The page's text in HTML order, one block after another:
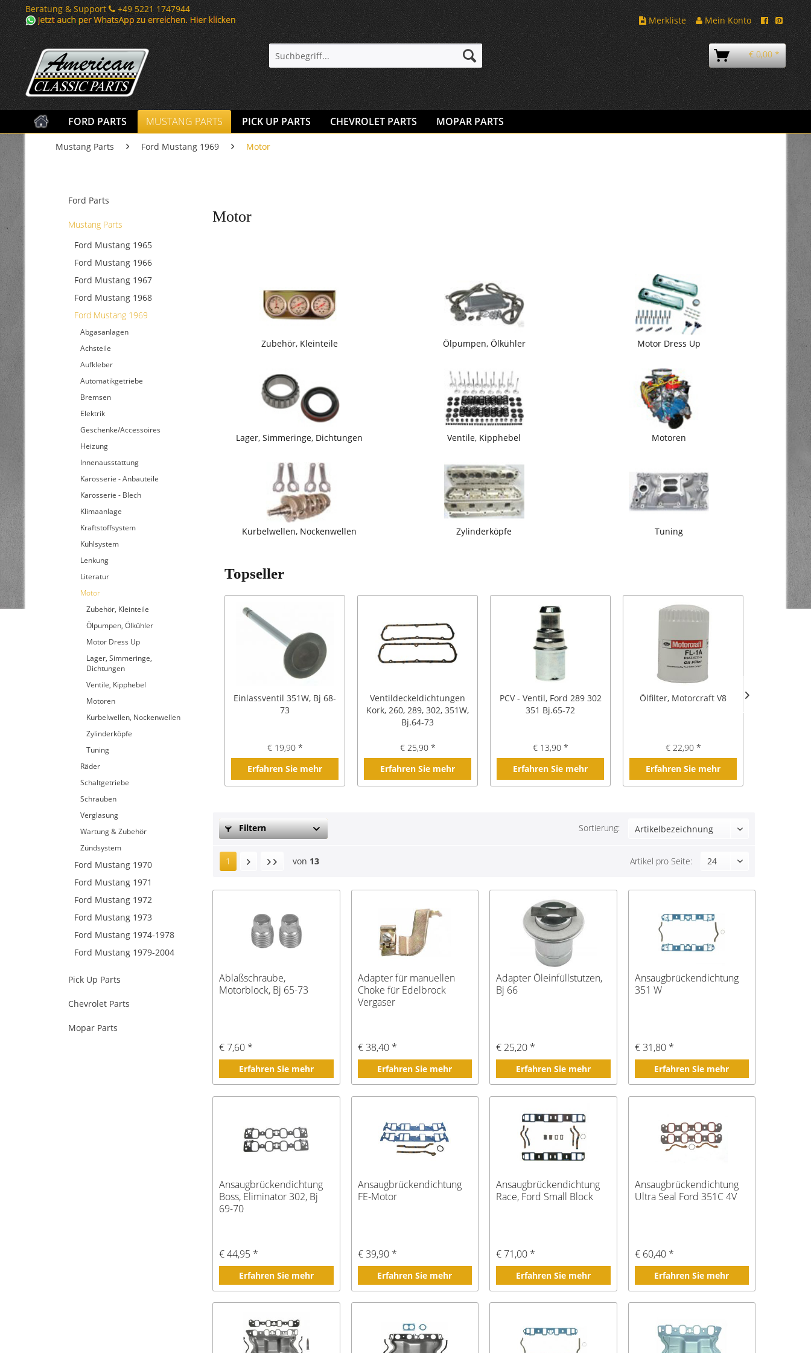
Beratung & Support
+49 5221 1747944
Merkliste
Mein Konto
€ 0,00 *
FORD PARTS MUSTANG PARTS PICK UP PARTS CHEVROLET PARTS MOPAR PARTS
Mustang Parts Ford Mustang 1969 Motor
Ford Parts
Mustang Parts
Ford Mustang 1965
Ford Mustang 1966
Ford Mustang 1967
Ford Mustang 1968
Ford Mustang 1969
Abgasanlagen
Achsteile
Aufkleber
Automatikgetriebe
Bremsen
Elektrik
Geschenke/Accessoires
Heizung
Innenausstattung
Karosserie - Anbauteile
Karosserie - Blech
Klimaanlage
Kraftstoffsystem
Kühlsystem
Lenkung
Literatur
Motor
Zubehör, Kleinteile
Ölpumpen, Ölkühler
Motor Dress Up
Lager, Simmeringe,
Dichtungen
Ventile, Kipphebel
Motoren
Kurbelwellen, Nockenwellen
Zylinderköpfe
Tuning
Räder
Schaltgetriebe
Schrauben
Verglasung
Wartung & Zubehör
Zündsystem
Ford Mustang 1970
Ford Mustang 1971
Ford Mustang 1972
Ford Mustang 1973
Ford Mustang 1974-1978
Ford Mustang 1979-2004
Pick Up Parts
Chevrolet Parts
Mopar Parts
Motor
Zubehör, Kleinteile Ölpumpen, Ölkühler Motor Dress Up
Lager, Simmeringe, Dichtungen Ventile, Kipphebel Motoren
Kurbelwellen, Nockenwellen Zylinderköpfe Tuning
Topseller
Einlassventil 351W, Bj 68-
73
€ 19,90 *
Erfahren Sie mehr
Ventildeckeldichtungen
Kork, 260, 289, 302, 351W,
Bj.64-73
€ 25,90 *
Erfahren Sie mehr
PCV - Ventil, Ford 289 302
351 Bj.65-72
€ 13,90 *
Erfahren Sie mehr
Ölfilter, Motorcraft V8
€ 22,90 *
Erfahren Sie mehr
Filtern Sortierung:
1 von 13 Artikel pro Seite:
Ablaßschraube,
Motorblock, Bj 65-73
€ 7,60 *
Erfahren Sie mehr
Adapter für manuellen
Choke für Edelbrock
Vergaser
€ 38,40 *
Erfahren Sie mehr
Adapter Öleinfüllstutzen,
Bj 66
€ 25,20 *
Erfahren Sie mehr
Ansaugbrückendichtung
351 W
€ 31,80 *
Erfahren Sie mehr
Ansaugbrückendichtung
Boss, Eliminator 302, Bj
69-70
€ 44,95 *
Erfahren Sie mehr
Ansaugbrückendichtung
FE-Motor
€ 39,90 *
Erfahren Sie mehr
Ansaugbrückendichtung
Race, Ford Small Block
€ 71,00 *
Erfahren Sie mehr
Ansaugbrückendichtung
Ultra Seal Ford 351C 4V
€ 60,40 *
Erfahren Sie mehr